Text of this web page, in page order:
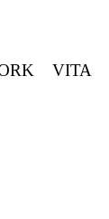
VITA